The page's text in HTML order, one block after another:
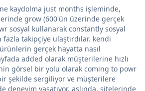
kaydolma just months işleminde,
grow (600'ün üzerinde gerçek
sosyal kullanarak constantly sosyal
fazla takipçiye ulaştırdılar. kendi
gerçek hayatta nasıl
added olarak müşterilerine hızlı
görsel bir yolu olarak coming to powr
şekilde sergiliyor ve müşterilere
deneyim yaşatıyor. aslında, sitelerinde